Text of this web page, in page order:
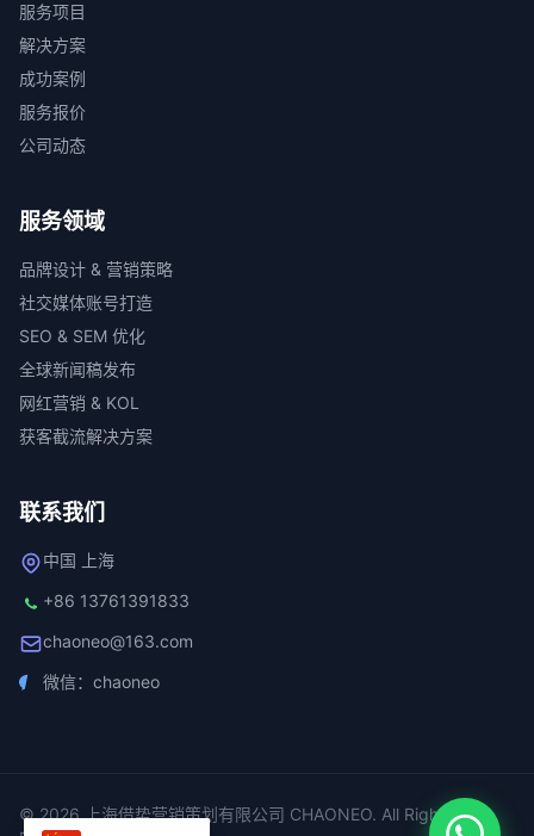
服务项目
解决方案
成功案例
服务报价
公司动态
服务领域
品牌设计 & 营销策略
社交媒体账号打造
SEO & SEM 优化
全球新闻稿发布
网红营销 & KOL
获客截流解决方案
联系我们
中国 上海
+86 13761391833
chaoneo@163.com
微信：chaoneo
© 2026 上海借势营销策划有限公司 CHAONEO. All Rights